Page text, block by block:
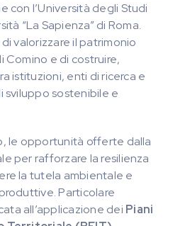
con l’Università degli Studi
“La Sapienza” di Roma.
valorizzare il patrimonio
Comino e di costruire,
istituzioni, enti di ricerca e
sviluppo sostenibile e
le opportunità offerte dalla
per rafforzare la resilienza
la tutela ambientale e
Particolare
all’applicazione dei Piani